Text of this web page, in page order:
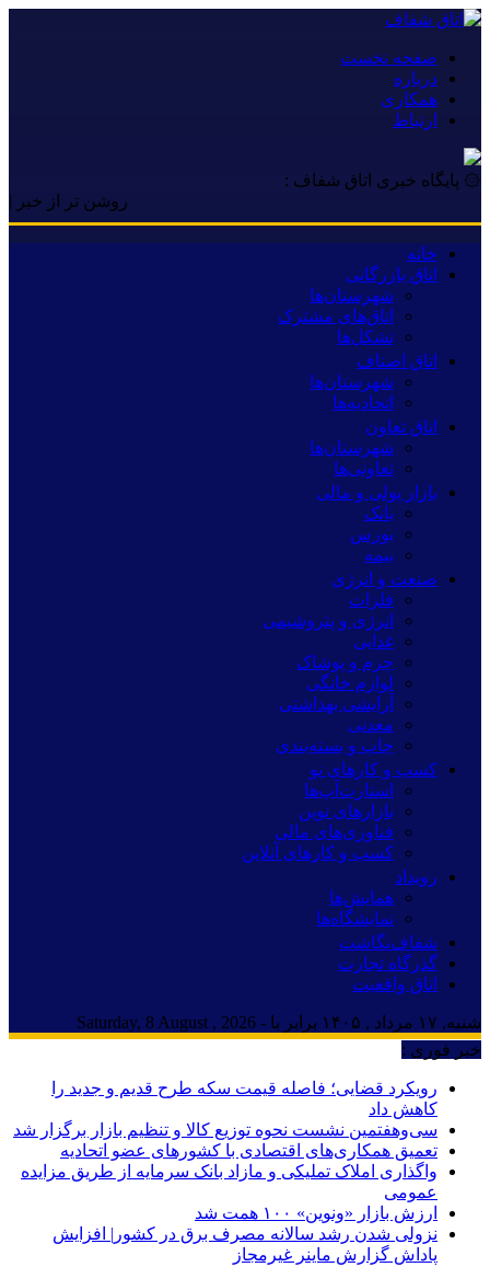
صفحه نخست
درباره
همکاری
ارتباط
۞ پایگاه خبری اتاق شفاف :
روشن تر از خبر |
خانه
اتاق بازرگانی
شهرستان‌ها
اتاق‌های مشترک
تشکل‌ها
اتاق اصناف
شهرستان‌ها
اتحادیه‌ها
اتاق تعاون
شهرستان‌ها
تعاونی‌ها
بازار پولی و مالی
بانک
بورس
بیمه
صنعت و انرژی
فلزات
انرژی و پتروشیمی
غذایی
چرم و پوشاک
لوازم خانگی
آرایشی بهداشتی
معدنی
چاپ و بسته‌بندی
کسب و کارهای نو
استارت‌آپ‌ها
بازارهای نوین
فناوری‌های مالی
کسب و کارهای آنلاین
رویداد
همایش‌ها
نمایشگاه‌ها
شفاف‌نگاشت
گذرگاه تجارت
اتاق واقعیت
شنبه, ۱۷ مرداد , ۱۴۰۵ برابر با - Saturday, 8 August , 2026
خبر فوری :
رویکرد قضایی؛ فاصله قیمت سکه طرح قدیم و جدید را
کاهش داد
سی‌و‌هفتمین نشست نحوه توزیع کالا و تنظیم بازار برگزار شد
تعمیق همکاری‌های اقتصادی با کشورهای عضو اتحادیه
واگذاری املاک تملیکی و مازاد بانک سرمایه از طریق مزایده
عمومی
ارزش بازار «ونوین» ۱۰۰ همت شد
نزولی شدن رشد سالانه مصرف برق در کشور| افزایش
پاداش گزارش ماینر غیرمجاز